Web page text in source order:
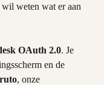
weten wat er aan
OAuth 2.0. Je
en de
, onze